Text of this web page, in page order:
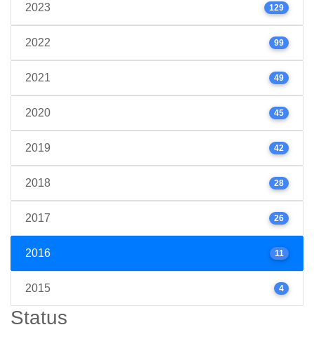
2023 129
2022 99
2021 49
2020 45
2019 42
2018 28
2017 26
2016 11
2015 4
Status